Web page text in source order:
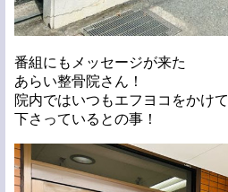
番組にもメッセージが来た
あらい整骨院さん！
院内ではいつもエフヨコをかけて
下さっているとの事！